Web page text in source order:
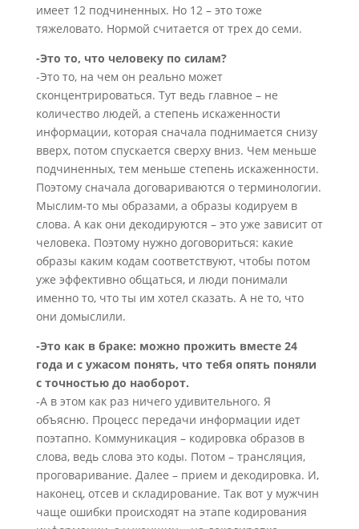
имеет 12 подчиненных. Но 12 – это тоже
тяжеловато. Нормой считается от трех до семи.
-Это то, что человеку по силам?
-Это то, на чем он реально может
сконцентрироваться. Тут ведь главное – не
количество людей, а степень искаженности
информации, которая сначала поднимается снизу
вверх, потом спускается сверху вниз. Чем меньше
подчиненных, тем меньше степень искаженности.
Поэтому сначала договариваются о терминологии.
Мыслим-то мы образами, а образы кодируем в
слова. А как они декодируются – это уже зависит от
человека. Поэтому нужно договориться: какие
образы каким кодам соответствуют, чтобы потом
уже эффективно общаться, и люди понимали
именно то, что ты им хотел сказать. А не то, что
они домыслили.
-Это как в браке: можно прожить вместе 24
года и с ужасом понять, что тебя опять поняли
с точностью до наоборот.
-А в этом как раз ничего удивительного. Я
объясню. Процесс передачи информации идет
поэтапно. Коммуникация – кодировка образов в
слова, ведь слова это коды. Потом – трансляция,
проговаривание. Далее – прием и декодировка. И,
наконец, отсев и складирование. Так вот у мужчин
чаще ошибки происходят на этапе кодирования